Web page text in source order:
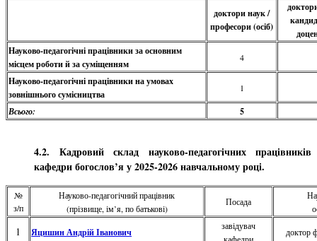
доктори наук /
професори (осіб)
Науково-педагогічні працівники за основним
місцем роботи й за суміщенням
4
Науково-педагогічні працівники на умовах
зовнішнього сумісництва
1
Всього: 5
4.2. Кадровий склад науково-педагогічних працівників
кафедри богослов’я у 2025-2026 навчальному році.
№
з/п
Науково-педагогічний працівник
(прізвище, ім’я, по батькові)
Посада
1 Яцишин Андрій Іванович
завідувач
доктор